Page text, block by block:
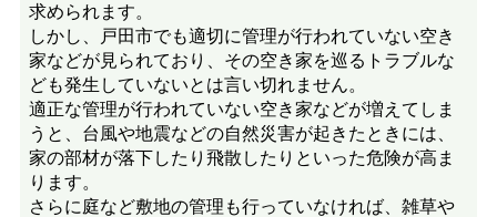
求められます。
しかし、戸田市でも適切に管理が行われていない空き
家などが見られており、その空き家を巡るトラブルな
ども発生していないとは言い切れません。
適正な管理が行われていない空き家などが増えてしま
うと、台風や地震などの自然災害が起きたときには、
家の部材が落下したり飛散したりといった危険が高ま
ります。
さらに庭など敷地の管理も行っていなければ、雑草や